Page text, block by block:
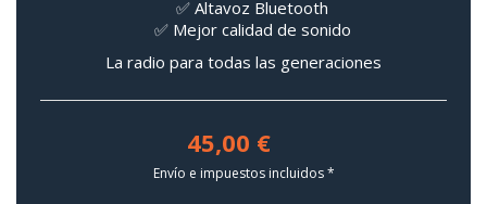
✅ Altavoz Bluetooth
✅ Mejor calidad de sonido
La radio para todas las generaciones
45,00 €
Envío e impuestos incluidos *